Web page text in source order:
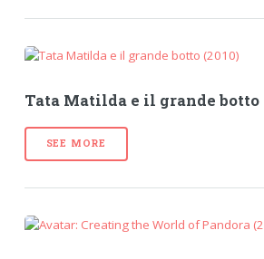
Tata Matilda e il grande botto
SEE MORE